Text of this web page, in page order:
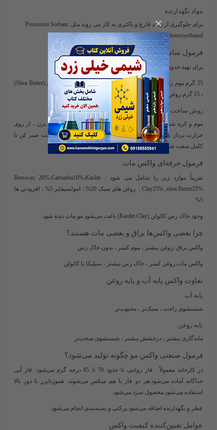
×
مواد نگهدارنده
برای جلوگیری از رشد قارچ و باکتری به کار می روند مثل :Potassium Sorbate
،Sodium Benzoate ، Phenoxyethanol
فرمول ساده واکس مو خانگی
برای تهیه حدود 100 گرم از آن می توان از مواد زیر استفاده کرد :
25 گرم موم زنبور عسل ، 30 گرم روغن نارگیل ، 25 گرم کره شی (Shea Butter)
، 15 گرم روغن جوجوبا ، 5 گرم ویتامین E
روش ساخت
موم و کره شی را بن‌ماری کن ، روغن‌ها را اضافه کن ، خوب هم بزن ، از روی
حرارت بردار ،ویتامین E را اضافه کن ، داخل ظرف بریز ،24 ساعت صبر کن تا
کامل سفت شود.
فرمول حرفه‌ای واکس مات
تقریباً موارد زیر را شامل می شود : Beeswax 20%،Carnauba10%,Kaolin
Clay25% ,shea Butter25% , روغن های سبک 20% ، امولسیفایر 5% ، افزودنی ها
5%
وجود خاک رس کائولن (Kaolin Clay) باعث می‌شود مو مات دیده شود.
چرا بعضی واکس‌ها براق و بعضی مات هستند؟
واکس براق: روغن بیشتر ، موم کمتر ، بدون خاک رس
واکس مات:روغن کمتر ، خاک رس بیشتر ، سیلیکا یا کائولن
تفاوت واکس پایه آب و پایه روغن
پایه آب
شستشوی راحت ، سبک‌تر ، محبوب‌تر
پایه روغن
ماندگاری بیشتر ، درخشش بیشتر ، شستشوی سخت‌تر
فرمول صنعتی واکس مو چگونه تولید می‌شود؟
در کارخانه معمولاً : فاز روغنی تا حدود 70 تا 85 درجه گرم می‌شود. فاز آبی
جداگانه آماده می‌شود.هر دو فاز با هم میکس می‌شوند. هموژنایزر با دور بالا
استفاده می‌شود.محصول سرد می‌شود.
عطر و نگهدارنده اضافه می‌شود.پرکنی و بسته‌بندی انجام می‌شود.
عوامل تعیین‌کننده کیفیت واکس